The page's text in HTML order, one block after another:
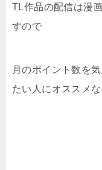
TL作品の配信は漫
すので
月のポイント数を
たい人にオススメ